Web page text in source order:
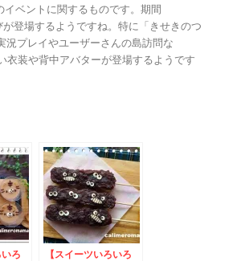
ベントに関するものです。期間
登場するようですね。特に「きせきのつ
況プレイやユーザーさんの島訪問な
装や背中アバターが登場するようです
いろ
【スイーツいろいろ